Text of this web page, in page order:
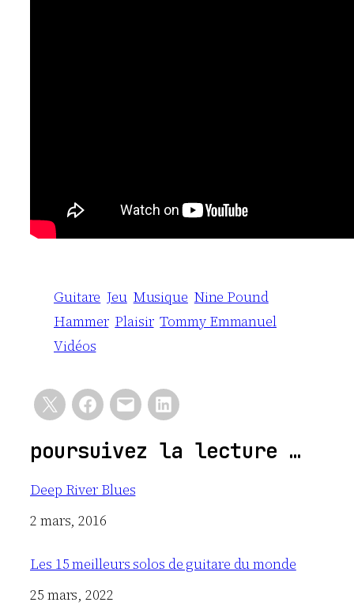
Guitare Jeu Musique Nine Pound
Hammer Plaisir Tommy Emmanuel
Vidéos
poursuivez la lecture …
Deep River Blues
Date
2 mars, 2016
Les 15 meilleurs solos de guitare du monde
Date
25 mars, 2022